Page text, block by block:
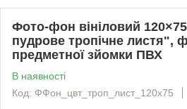
Фото-фон вініловий
пудрове тропічне листя",
предметної зйомки ПВХ
В наявності
Код: ФФон_цвт_троп_лист_120х75